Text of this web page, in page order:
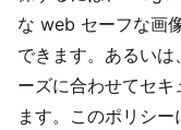
な web セーフな画
できます。あるい
ーズに合わせてセ
ます。このポリシ